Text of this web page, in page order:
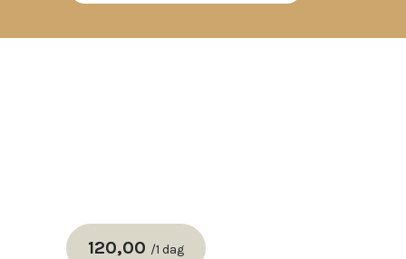
120,00 /1 dag